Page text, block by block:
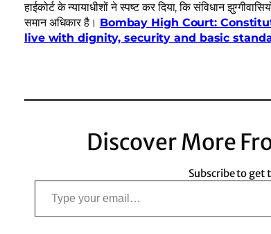
हाईकोर्ट के न्यायाधीशों ने स्पष्ट कर दिया, कि संविधान
समान अधिकार है। Bombay High Court:
live with dignity, security and basic
Discover More
Subscribe to get
Type your email…